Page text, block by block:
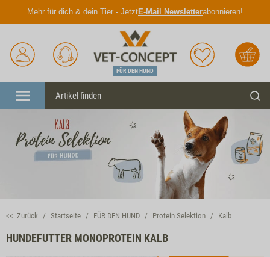
Mehr für dich & dein Tier - JetztE-Mail Newsletterabonnieren!
Anmelden
Unser
Service
FÜR DEN HUND
Merkliste Warenkorb
Menü
<< Zurück Startseite FÜR DEN HUND Protein Selektion Kalb
HUNDEFUTTER MONOPROTEIN KALB